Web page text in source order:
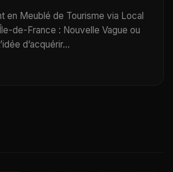
en Meublé de Tourisme via Local
de-France : Nouvelle Vague ou
d’acquérir…